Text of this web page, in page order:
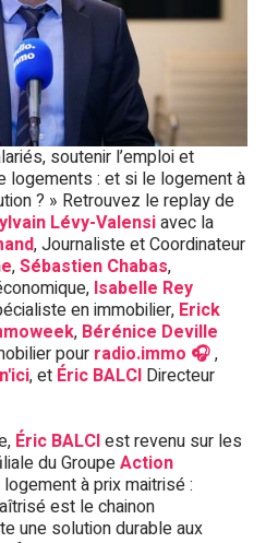
soutenir l’emploi et
logements : et si le logement à
? » Retrouvez le replay de
Lévy-Valensiavec la
, Journaliste et Coordinateur
,Sébastien Chabas,
Isabelle Rey
en immobilier, Erick
, Bérénice Deville
pour radio.immo 🎧,
, et Éric BALCI Directeur
Éric BALCIest revenu sur les
du GroupeAction
à prix maitrisé :
est le chainon
une solution durable aux